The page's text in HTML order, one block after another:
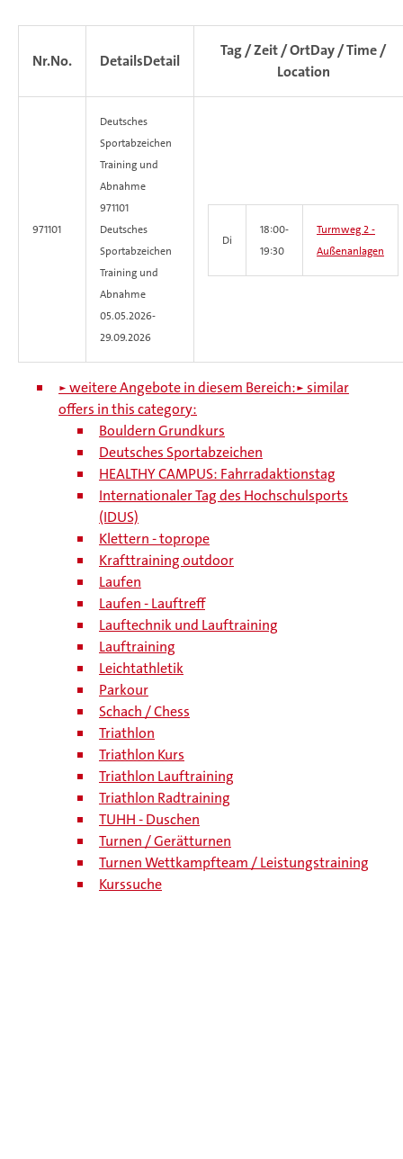
Nr.No. DetailsDetail
Tag / Zeit / OrtDay / Time /
Location
971101
Deutsches
Sportabzeichen
Training und
Abnahme
971101
Deutsches
Sportabzeichen
Training und
Abnahme
05.05.2026-
29.09.2026
Di
18:00-
19:30
Turmweg 2 -
Außenanlagen
► weitere Angebote in diesem Bereich:► similar
offers in this category:
Bouldern Grundkurs
Deutsches Sportabzeichen
HEALTHY CAMPUS: Fahrradaktionstag
Internationaler Tag des Hochschulsports
(IDUS)
Klettern - toprope
Krafttraining outdoor
Laufen
Laufen - Lauftreff
Lauftechnik und Lauftraining
Lauftraining
Leichtathletik
Parkour
Schach / Chess
Triathlon
Triathlon Kurs
Triathlon Lauftraining
Triathlon Radtraining
TUHH - Duschen
Turnen / Gerätturnen
Turnen Wettkampfteam / Leistungstraining
Kurssuche